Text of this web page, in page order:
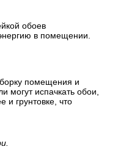
обоев
в помещении.
помещения и
могут испачкать обои,
и грунтовке, что